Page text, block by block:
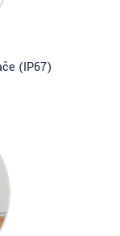
(IP67)